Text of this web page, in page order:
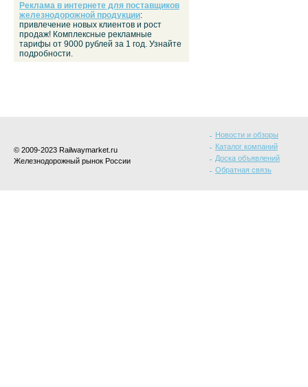
Реклама в интернете для поставщиков
железнодорожной продукции:
привлечение новых клиентов и рост
продаж! Комплексные рекламные
тарифы от 9000 рублей за 1 год. Узнайте
подробности.
© 2009-2023 Railwaymarket.ru
Железнодорожный рынок России
Новости и обзоры
Каталог компаний
Доска объявлений
Обратная связь